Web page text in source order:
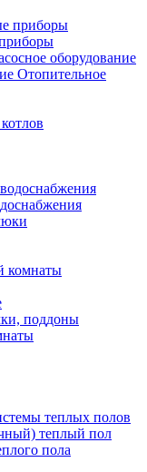
оборудование
Отопительное
комнаты
поддоны
теплых полов
теплый пол
пола